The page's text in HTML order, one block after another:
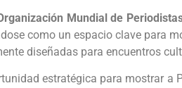
Mundial de
como un espacio clave para
diseñadas para encuentros
estratégica para mostrar